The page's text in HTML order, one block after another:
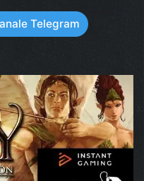
Telegram